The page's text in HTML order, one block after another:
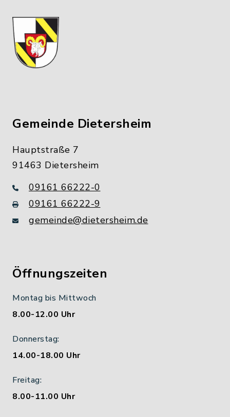
Gemeinde Dietersheim
Hauptstraße 7
91463 Dietersheim
09161 66222-0
09161 66222-9
gemeinde@dietersheim.de
Öffnungszeiten
Montag bis Mittwoch
8.00-12.00 Uhr
Donnerstag:
14.00-18.00 Uhr
Freitag:
8.00-11.00 Uhr